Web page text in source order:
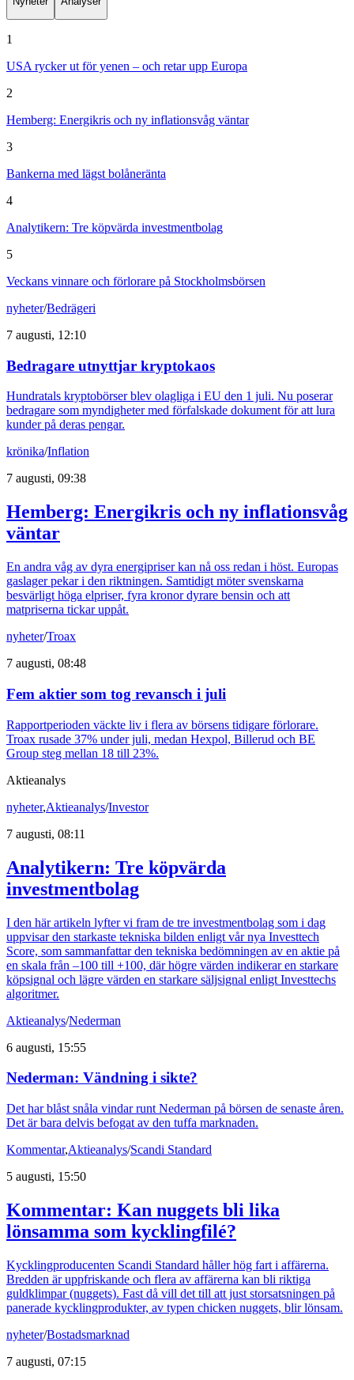
1
USA rycker ut för yenen – och retar upp Europa
2
Hemberg: Energikris och ny inflationsvåg väntar
3
Bankerna med lägst bolåneränta
4
Analytikern: Tre köpvärda investmentbolag
5
Veckans vinnare och förlorare på Stockholmsbörsen
nyheter/Bedrägeri
7 augusti, 12:10
Bedragare utnyttjar kryptokaos
Hundratals kryptobörser blev olagliga i EU den 1 juli. Nu poserar
bedragare som myndigheter med förfalskade dokument för att lura
kunder på deras pengar.
krönika/Inflation
7 augusti, 09:38
Hemberg: Energikris och ny inflationsvåg
väntar
En andra våg av dyra energipriser kan nå oss redan i höst. Europas
gaslager pekar i den riktningen. Samtidigt möter svenskarna
besvärligt höga elpriser, fyra kronor dyrare bensin och att
matpriserna tickar uppåt.
nyheter/Troax
7 augusti, 08:48
Fem aktier som tog revansch i juli
Rapportperioden väckte liv i flera av börsens tidigare förlorare.
Troax rusade 37% under juli, medan Hexpol, Billerud och BE
Group steg mellan 18 till 23%.
Aktieanalys
nyheter,Aktieanalys/Investor
7 augusti, 08:11
Analytikern: Tre köpvärda
investmentbolag
I den här artikeln lyfter vi fram de tre investmentbolag som i dag
uppvisar den starkaste tekniska bilden enligt vår nya Investtech
Score, som sammanfattar den tekniska bedömningen av en aktie på
en skala från –100 till +100, där högre värden indikerar en starkare
köpsignal och lägre värden en starkare säljsignal enligt Investtechs
algoritmer.
Aktieanalys/Nederman
6 augusti, 15:55
Nederman: Vändning i sikte?
Det har blåst snåla vindar runt Nederman på börsen de senaste åren.
Det är bara delvis befogat av den tuffa marknaden.
Kommentar,Aktieanalys/Scandi Standard
5 augusti, 15:50
Kommentar: Kan nuggets bli lika
lönsamma som kycklingfilé?
Kycklingproducenten Scandi Standard håller hög fart i affärerna.
Bredden är uppfriskande och flera av affärerna kan bli riktiga
guldklimpar (nuggets). Fast då vill det till att just storsatsningen på
panerade kycklingprodukter, av typen chicken nuggets, blir lönsam.
nyheter/Bostadsmarknad
7 augusti, 07:15